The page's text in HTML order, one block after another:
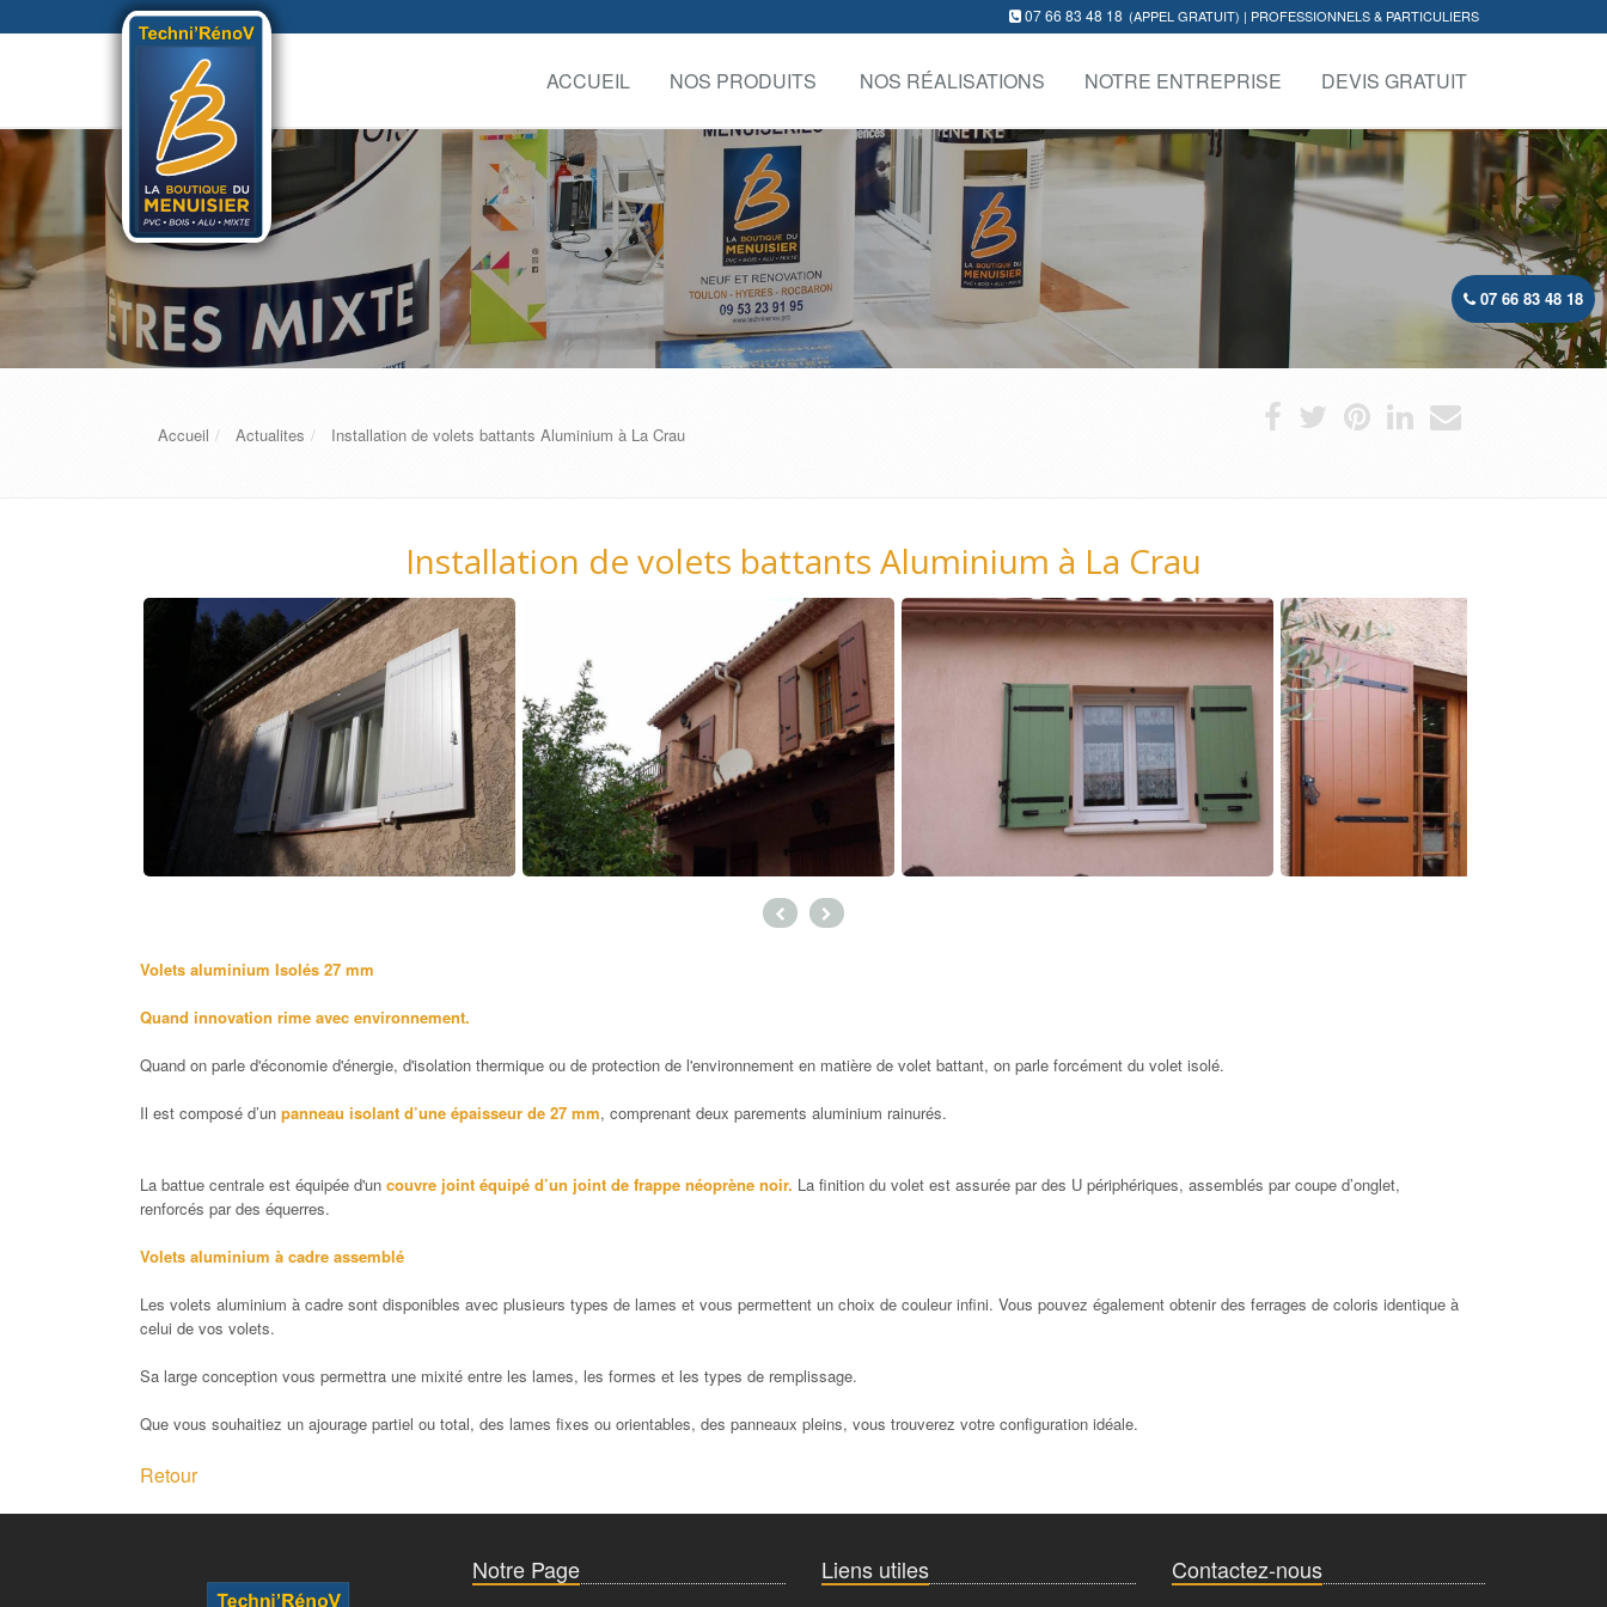
(APPEL GRATUIT) | PROFESSIONNELS & PARTICULIERS
07 66 83 48 18
ACCUEIL NOS PRODUITS NOS RÉALISATIONS NOTRE ENTREPRISE DEVIS GRATUIT
Accueil Actualites Installation de volets battants Aluminium à La Crau
Installation de volets battants Aluminium à La Crau
Volets aluminium Isolés 27 mm
Quand innovation rime avec environnement.
Quand on parle d'économie d'énergie, d'isolation thermique ou de protection de l'environnement en matière de volet battant, on parle forcément du volet isolé.
Il est composé d’un panneau isolant d’une épaisseur de 27 mm, comprenant deux parements aluminium rainurés.
La battue centrale est équipée d'un couvre joint équipé d’un joint de frappe néoprène noir. La finition du volet est assurée par des U périphériques, assemblés par coupe d’onglet,
renforcés par des équerres.
Volets aluminium à cadre assemblé
Les volets aluminium à cadre sont disponibles avec plusieurs types de lames et vous permettent un choix de couleur infini. Vous pouvez également obtenir des ferrages de coloris identique à
celui de vos volets.
Sa large conception vous permettra une mixité entre les lames, les formes et les types de remplissage.
Que vous souhaitiez un ajourage partiel ou total, des lames fixes ou orientables, des panneaux pleins, vous trouverez votre configuration idéale.
Retour
Notre Page Liens utiles Contactez-nous
07 66 83 48 18